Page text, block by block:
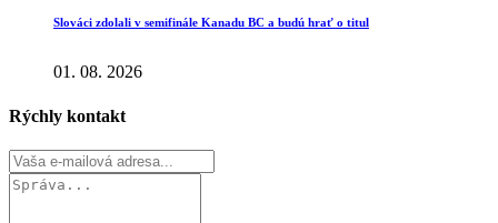
Slováci zdolali v semifinále Kanadu BC a budú hrať o titul
01. 08. 2026
Rýchly kontakt